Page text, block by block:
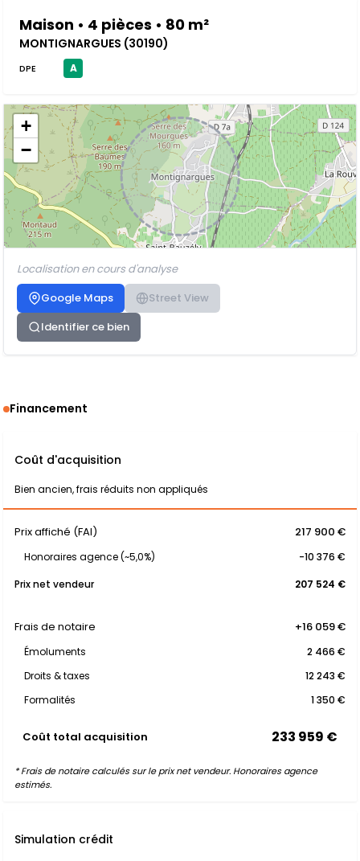
Maison • 4 pièces • 80 m²
MONTIGNARGUES (30190)
DPE A
+
−
Localisation en cours d'analyse
Google Maps
Street View
Identifier ce bien
Financement
Coût d'acquisition
Bien ancien, frais réduits non appliqués
Prix affiché (FAI) 217 900 €
Honoraires agence (~5,0%)
-10 376 €
Prix net vendeur
207 524 €
Frais de notaire +16 059 €
Émoluments
2 466 €
Droits & taxes
12 243 €
Formalités
1 350 €
Coût total acquisition 233 959 €
* Frais de notaire calculés sur le prix net vendeur. Honoraires agence
estimés.
Simulation crédit